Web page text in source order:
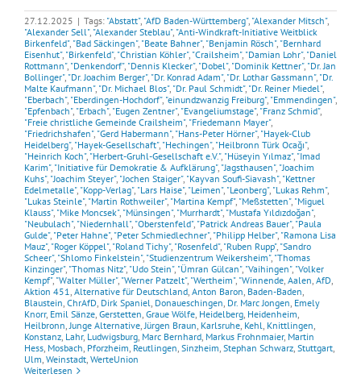
27.12.2025 | Tags: "Abstatt", "AfD Baden-Württemberg", "Alexander Mitsch",
"Alexander Sell", "Alexander Steblau", "Anti-Windkraft-Initiative Weitblick
Birkenfeld", "Bad Säckingen", "Beate Bahner", "Benjamin Rösch", "Bernhard
Eisenhut", "Birkenfeld", "Christian Köhler", "Crailsheim", "Damian Lohr", "Daniel
Rottmann", "Denkendorf", "Dennis Klecker", "Dobel", "Dominik Kettner", "Dr. Jan
Bollinger", "Dr. Joachim Berger", "Dr. Konrad Adam", "Dr. Lothar Gassmann", "Dr.
Malte Kaufmann", "Dr. Michael Blos", "Dr. Paul Schmidt", "Dr. Reiner Miedel",
"Eberbach", "Eberdingen-Hochdorf", "einundzwanzig Freiburg", "Emmendingen",
"Epfenbach", "Erbach", "Eugen Zentner", "Evangeliumstage", "Franz Schmid",
"Freie christliche Gemeinde Crailsheim", "Friedemann Mayer",
"Friedrichshafen", "Gerd Habermann", "Hans-Peter Hörner", "Hayek-Club
Heidelberg", "Hayek-Gesellschaft", "Hechingen", "Heilbronn Türk Ocağı",
"Heinrich Koch", "Herbert-Gruhl-Gesellschaft e.V.", "Hüseyin Yılmaz", "Imad
Karim", "Initiative für Demokratie & Aufklärung", "Jagsthausen", "Joachim
Kuhs", "Joachim Steyer", "Jochen Staiger", "Kayvan Soufi-Siavash", "Kettner
Edelmetalle", "Kopp-Verlag", "Lars Haise", "Leimen", "Leonberg", "Lukas Rehm",
"Lukas Steinle", "Martin Rothweiler", "Martina Kempf", "Meßstetten", "Miguel
Klauss", "Mike Moncsek", "Münsingen", "Murrhardt", "Mustafa Yıldızdoğan",
"Neubulach", "Niedernhall", "Oberstenfeld", "Patrick Andreas Bauer", "Paula
Gulde", "Peter Hahne", "Peter Schmiedlechner", "Philipp Helber", "Ramona Lisa
Mauz", "Roger Köppel", "Roland Tichy", "Rosenfeld", "Ruben Rupp", "Sandro
Scheer", "Shlomo Finkelstein", "Studienzentrum Weikersheim", "Thomas
Kinzinger", "Thomas Nitz", "Udo Stein", "Ümran Gülcan", "Vaihingen", "Volker
Kempf", "Walter Müller", "Werner Patzelt", "Wertheim", "Winnende, Aalen, AfD,
Aktion 451, Alternative für Deutschland, Anton Baron, Baden-Baden,
Blaustein, ChrAfD, Dirk Spaniel, Donaueschingen, Dr. Marc Jongen, Emely
Knorr, Emil Sänze, Gerstetten, Graue Wölfe, Heidelberg, Heidenheim,
Heilbronn,Junge Alternative,Jürgen Braun, Karlsruhe, Kehl, Knittlingen,
Konstanz, Lahr, Ludwigsburg, Marc Bernhard, Markus Frohnmaier, Martin
Hess, Mosbach, Pforzheim, Reutlingen, Sinzheim, Stephan Schwarz, Stuttgart,
Ulm, Weinstadt, WerteUnion
Weiterlesen